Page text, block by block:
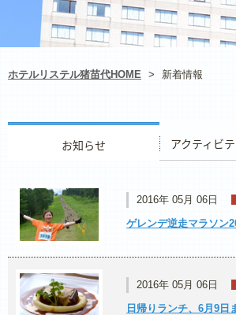
ホテルリステル猪苗代HOME > 新着情報
2016年 05月 06日
ゲレンデ逆走マラソン
2016年 05月 06日
日帰りランチ、6月9日